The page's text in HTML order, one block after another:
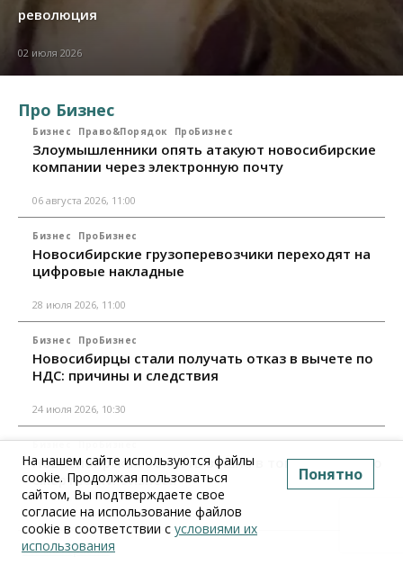
революция
02 июля 2026
Про Бизнес
Бизнес Право&Порядок ПроБизнес
Злоумышленники опять атакуют новосибирские
компании через электронную почту
06 августа 2026, 11:00
Бизнес ПроБизнес
Новосибирские грузоперевозчики переходят на
цифровые накладные
28 июля 2026, 11:00
Бизнес ПроБизнес
Новосибирцы стали получать отказ в вычете по
НДС: причины и следствия
24 июля 2026, 10:30
Бизнес ПроБизнес
Новосибирская область вошла в топ регионов по
смертности бизнеса
17 июля 2026, 12:00
Все материалы
На нашем сайте используются файлы
cookie. Продолжая пользоваться
сайтом, Вы подтверждаете свое
согласие на использование файлов
cookie в соответствии с условиями их
использования
Понятно